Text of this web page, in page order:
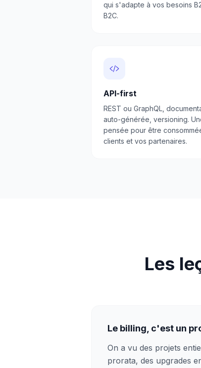
qui s'adapte à vos besoins
B2C.
API-first
REST ou GraphQL,
auto-générée, versioning.
pensée pour être
clients et vos partenaires.
Les
Le billing, c'est un
On a vu des projets
prorata, des upgrades